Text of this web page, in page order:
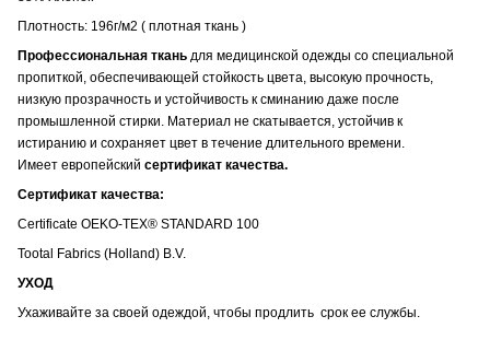
Плотность: 196г/м2 ( плотная ткань )
Профессиональная ткань для медицинской одежды со специальной
пропиткой, обеспечивающей стойкость цвета, высокую прочность,
низкую прозрачность и устойчивость к сминанию даже после
промышленной стирки. Материал не скатывается, устойчив к
истиранию и сохраняет цвет в течение длительного времени.
Имеет европейский сертификат качества.
Сертификат качества:
Certificate OEKO-TEX® STANDARD 100
Tootal Fabrics (Holland) B.V.
УХОД
Ухаживайте за своей одеждой, чтобы продлить срок ее службы.